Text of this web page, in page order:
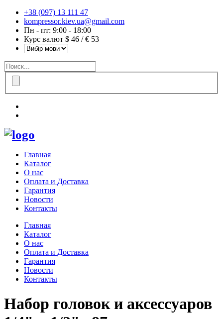
+38 (097) 13 111 47
kompressor.kiev.ua@gmail.com
Пн - пт: 9:00 - 18:00
Курс валют $ 46 / € 53
Главная
Каталог
О нас
Оплата и Доставка
Гарантия
Новости
Контакты
Главная
Каталог
О нас
Оплата и Доставка
Гарантия
Новости
Контакты
Набор головок и аксессуаров